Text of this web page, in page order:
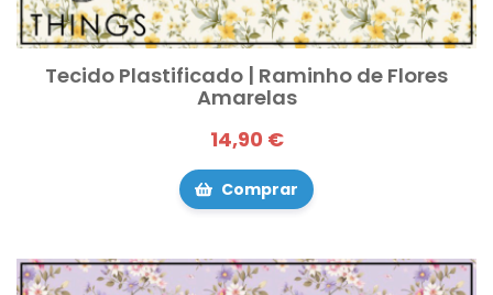
Tecido Plastificado | Raminho de Flores
Amarelas
14,90 €
Comprar